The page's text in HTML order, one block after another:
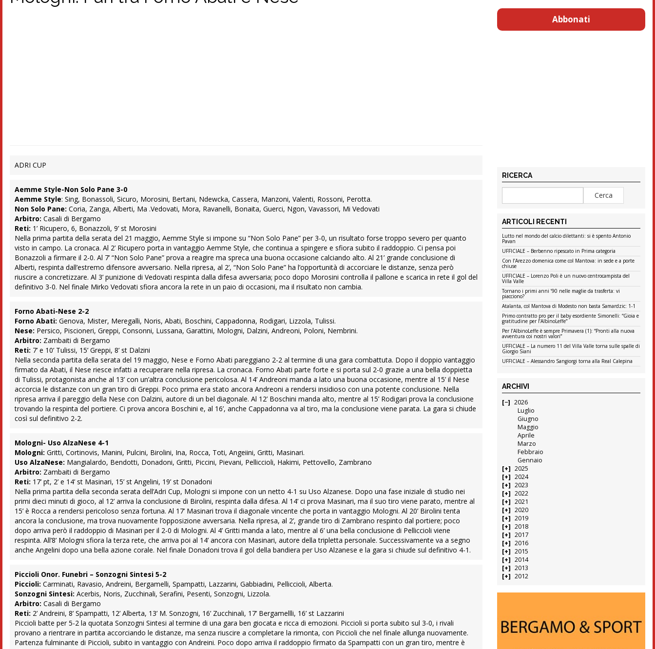
ADRI CUP
Aemme Style-Non Solo Pane 3-0
Aemme Style: Sing, Bonassoli, Sicuro, Morosini, Bertani, Ndewcka, Cassera, Manzoni, Valenti, Rossoni, Perotta.
Non Solo Pane: Coria, Zanga, Alberti, Ma .Vedovati, Mora, Ravanelli, Bonaita, Guerci, Ngon, Vavassori, Mi Vedovati
Arbitro: Casali di Bergamo
Reti: 1’ Ricupero, 6, Bonazzoli, 9’ st Morosini
Nella prima partita della serata del 21 maggio, Aemme Style si impone su “Non Solo Pane” per 3-0, un risultato forse troppo severo per quanto
visto in campo. La cronaca. Al 2’ Ricupero porta in vantaggio Aemme Style, che continua a spingere e sfiora subito il raddoppio. Ci pensa poi
Bonazzoli a firmare il 2-0. Al 7’ “Non Solo Pane” prova a reagire ma spreca una buona occasione calciando alto. Al 21’ grande conclusione di
Alberti, respinta dall’estremo difensore avversario. Nella ripresa, al 2’, “Non Solo Pane” ha l’opportunità di accorciare le distanze, senza però
riuscire a concretizzare. Al 3’ punizione di Vedovati respinta dalla difesa avversaria; poco dopo Morosini controlla il pallone e scarica in rete il gol del
definitivo 3-0. Nel finale Mirko Vedovati sfiora ancora la rete in un paio di occasioni, ma il risultato non cambia.
Forno Abati-Nese 2-2
Forno Abati: Genova, Mister, Meregalli, Noris, Abati, Boschini, Cappadonna, Rodigari, Lizzola, Tulissi.
Nese: Persico, Piscioneri, Greppi, Consonni, Lussana, Garattini, Mologni, Dalzini, Andreoni, Poloni, Nembrini.
Arbitro: Zambaiti di Bergamo
Reti: 7’ e 10’ Tulissi, 15’ Greppi, 8’ st Dalzini
Nella seconda partita della serata del 19 maggio, Nese e Forno Abati pareggiano 2-2 al termine di una gara combattuta. Dopo il doppio vantaggio
firmato da Abati, il Nese riesce infatti a recuperare nella ripresa. La cronaca. Forno Abati parte forte e si porta sul 2-0 grazie a una bella doppietta
di Tulissi, protagonista anche al 13’ con un’altra conclusione pericolosa. Al 14’ Andreoni manda a lato una buona occasione, mentre al 15’ il Nese
accorcia le distanze con un gran tiro di Greppi. Poco prima era stato ancora Andreoni a rendersi insidioso con una potente conclusione. Nella
ripresa arriva il pareggio della Nese con Dalzini, autore di un bel diagonale. Al 12’ Boschini manda alto, mentre al 15’ Rodigari prova la conclusione
trovando la respinta del portiere. Ci prova ancora Boschini e, al 16’, anche Cappadonna va al tiro, ma la conclusione viene parata. La gara si chiude
così sul definitivo 2-2.
Mologni- Uso AlzaNese 4-1
Mologni: Gritti, Cortinovis, Manini, Pulcini, Birolini, Ina, Rocca, Toti, Angeiini, Gritti, Masinari.
Uso AlzaNese: Mangialardo, Bendotti, Donadoni, Gritti, Piccini, Pievani, Pelliccioli, Hakimi, Pettovello, Zambrano
Arbitro: Zambaiti di Bergamo
Reti: 17’ pt, 2’ e 14’ st Masinari, 15’ st Angelini, 19’ st Donadoni
Nella prima partita della seconda serata dell’Adri Cup, Mologni si impone con un netto 4-1 su Uso Alzanese. Dopo una fase iniziale di studio nei
primi dieci minuti di gioco, al 12’ arriva la conclusione di Birolini, respinta dalla difesa. Al 14’ ci prova Masinari, ma il suo tiro viene parato, mentre al
15’ è Rocca a rendersi pericoloso senza fortuna. Al 17’ Masinari trova il diagonale vincente che porta in vantaggio Mologni. Al 20’ Birolini tenta
ancora la conclusione, ma trova nuovamente l’opposizione avversaria. Nella ripresa, al 2’, grande tiro di Zambrano respinto dal portiere; poco
dopo arriva però il raddoppio di Masinari per il 2-0 di Mologni. Al 4’ Gritti manda a lato, mentre al 6’ una bella conclusione di Pelliccioli viene
respinta. All’8’ Mologni sfiora la terza rete, che arriva poi al 14’ ancora con Masinari, autore della tripletta personale. Successivamente va a segno
anche Angelini dopo una bella azione corale. Nel finale Donadoni trova il gol della bandiera per Uso Alzanese e la gara si chiude sul definitivo 4-1.
Piccioli Onor. Funebri – Sonzogni Sintesi 5-2
Piccioli: Carminati, Ravasio, Andreini, Bergamelli, Spampatti, Lazzarini, Gabbiadini, Pelliccioli, Alberta.
Sonzogni Sintesi: Acerbis, Noris, Zucchinali, Serafini, Pesenti, Sonzogni, Lizzola.
Arbitro: Casali di Bergamo
Reti: 2’ Andreini, 8’ Spampatti, 12’ Alberta, 13’ M. Sonzogni, 16’ Zucchinali, 17’ Bergamellli, 16’ st Lazzarini
Piccioli batte per 5-2 la quotata Sonzogni Sintesi al termine di una gara ben giocata e ricca di emozioni. Piccioli si porta subito sul 3-0, i rivali
provano a rientrare in partita accorciando le distanze, ma senza riuscire a completare la rimonta, con Piccioli che nel finale allunga nuovamente.
Partenza fulminante di Piccioli, subito in vantaggio con Andreini. Poco dopo arriva il raddoppio firmato da Spampatti con un gran tiro, mentre è
Abbonati
RICERCA
ARTICOLI RECENTI
Lutto nel mondo del calcio dilettanti: si è spento Antonio
Pavan
UFFICIALE – Berbenno ripescato in Prima categoria
Con l’Arezzo domenica come col Mantova: in sede e a porte
chiuse
UFFICIALE – Lorenzo Poli è un nuovo centrocampista del
Villa Valle
Tornano i primi anni ’90 nelle maglie da trasferta: vi
piacciono?
Atalanta, col Mantova di Modesto non basta Samardzic: 1-1
Primo contratto pro per il baby esordiente Simonelli: “Gioia e
gratitudine per l’AlbinoLeffe”
Per l’AlbinoLeffe è sempre Primavera (1): “Pronti alla nuova
avventura coi nostri valori”
UFFICIALE – La numero 11 del Villa Valle torna sulle spalle di
Giorgio Siani
UFFICIALE – Alessandro Sangiorgi torna alla Real Calepina
ARCHIVI
2026
Luglio
Giugno
Maggio
Aprile
Marzo
Febbraio
Gennaio
2025
2024
2023
2022
2021
2020
2019
2018
2017
2016
2015
2014
2013
2012